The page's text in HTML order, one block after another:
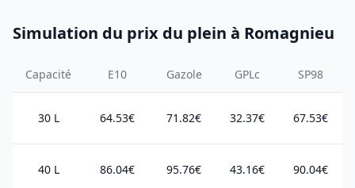
Simulation du prix du plein à Romagnieu
Capacité E10 Gazole GPLc SP98
30 L 64.53€ 71.82€ 32.37€ 67.53€
40 L 86.04€ 95.76€ 43.16€ 90.04€